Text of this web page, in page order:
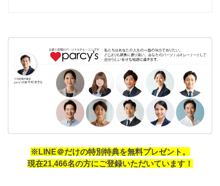
※LINE＠だけの特別特典を無料プレゼント。
現在21,466名の方にご登録いただいています！